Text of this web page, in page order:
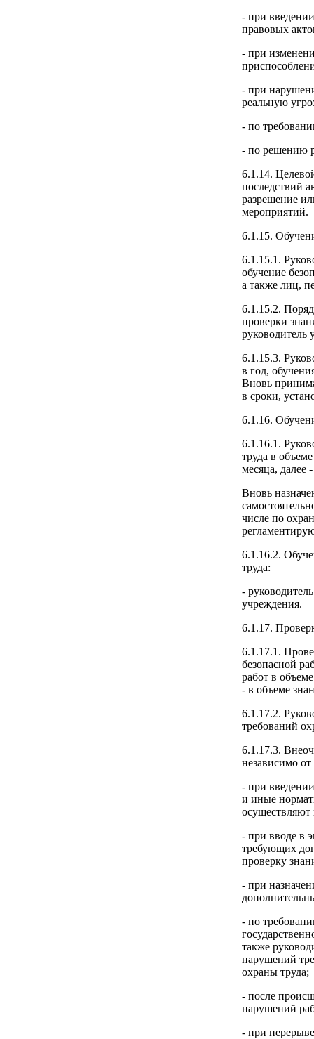
- при
правовых
- при
- при
реальную
- по
- по решению
6.1.14.
последствий
разрешение
мероприятий.
6.1.15.
6.1.15.1.
обучение
а также лиц,
6.1.15.2.
проверки
руководитель
6.1.15.3.
в год,
Вновь
в сроки,
6.1.16.
6.1.16.1.
труда в
месяца, далее
Вновь
числе по
6.1.16.2.
труда:
-
учреждения.
6.1.17.
6.1.17.1.
безопасной
работ в
- в объеме
6.1.17.2.
требований
6.1.17.3.
независимо
- при
и иные
осуществляют
- при вводе в
требующих
проверку
- при
- по
также
нарушений
охраны труда;
- после
нарушений
- при